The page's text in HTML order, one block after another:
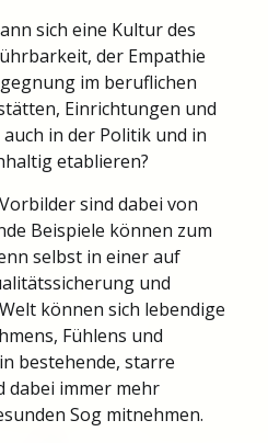
sich eine Kultur des
der Empathie
im beruflichen
Einrichtungen und
in der Politik und in
etablieren?
sind dabei von
Beispiele können zum
selbst in einer auf
und
können sich lebendige
Fühlens und
bestehende, starre
dabei immer mehr
Sog mitnehmen.